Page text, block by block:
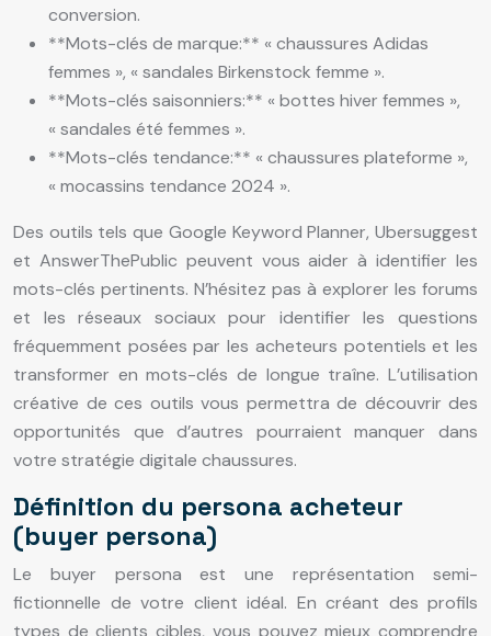
conversion.
**Mots-clés de marque:** « chaussures Adidas
femmes », « sandales Birkenstock femme ».
**Mots-clés saisonniers:** « bottes hiver femmes »,
« sandales été femmes ».
**Mots-clés tendance:** « chaussures plateforme »,
« mocassins tendance 2024 ».
Des outils tels que Google Keyword Planner, Ubersuggest
et AnswerThePublic peuvent vous aider à identifier les
mots-clés pertinents. N’hésitez pas à explorer les forums
et les réseaux sociaux pour identifier les questions
fréquemment posées par les acheteurs potentiels et les
transformer en mots-clés de longue traîne. L’utilisation
créative de ces outils vous permettra de découvrir des
opportunités que d’autres pourraient manquer dans
votre stratégie digitale chaussures.
Définition du persona acheteur
(buyer persona)
Le buyer persona est une représentation semi-
fictionnelle de votre client idéal. En créant des profils
types de clients cibles, vous pouvez mieux comprendre